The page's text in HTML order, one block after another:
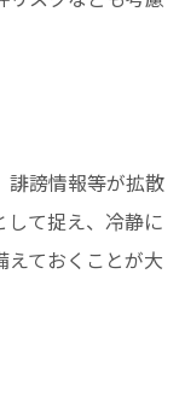
誹謗情報等が拡散
して捉え、冷静に
ておくことが大